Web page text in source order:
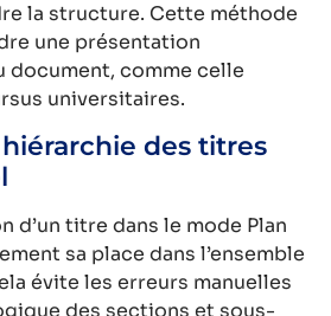
la structure. Cette méthode
une présentation
document, comme celle
universitaires.
des titres
d’un titre dans le mode Plan
sa place dans l’ensemble
évite les erreurs manuelles
des sections et sous-